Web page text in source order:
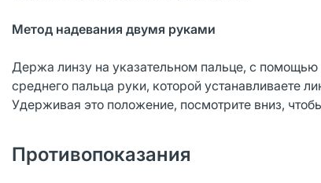
Метод надевания двумя руками
Держа линзу на указательном пальце, с
среднего пальца руки, которой устанавливаете
Удерживая это положение, посмотрите вниз,
Противопоказания